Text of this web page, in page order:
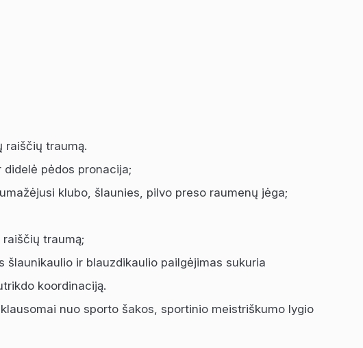
raiščių traumą.
pėdos pronacija;
klubo, šlaunies, pilvo preso raumenų jėga;
traumą;
ir blauzdikaulio pailgėjimas sukuria
koordinaciją.
nuo sporto šakos, sportinio meistriškumo lygio